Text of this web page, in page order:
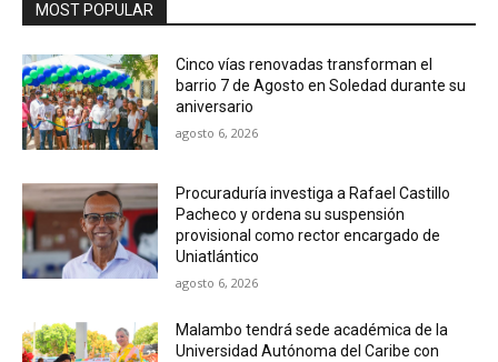
MOST POPULAR
Cinco vías renovadas transforman el
barrio 7 de Agosto en Soledad durante su
aniversario
agosto 6, 2026
Procuraduría investiga a Rafael Castillo
Pacheco y ordena su suspensión
provisional como rector encargado de
Uniatlántico
agosto 6, 2026
Malambo tendrá sede académica de la
Universidad Autónoma del Caribe con